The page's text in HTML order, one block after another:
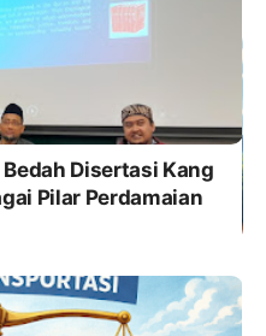
Disertasi Kang
Pilar Perdamaian